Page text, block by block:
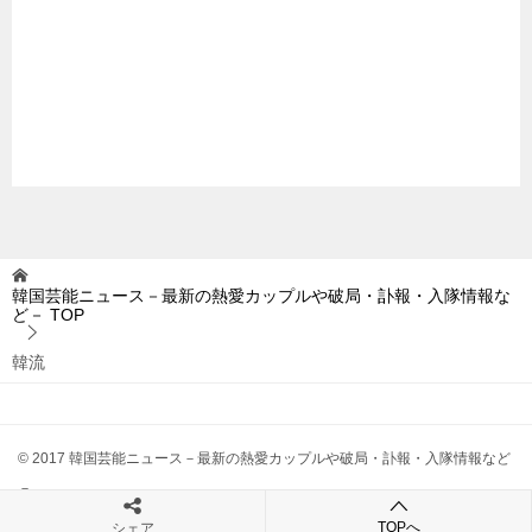
韓国芸能ニュース－最新の熱愛カップルや破局・訃報・入隊情報な
ど－ TOP
韓流
© 2017 韓国芸能ニュース－最新の熱愛カップルや破局・訃報・入隊情報など
－
シェア TOPへ